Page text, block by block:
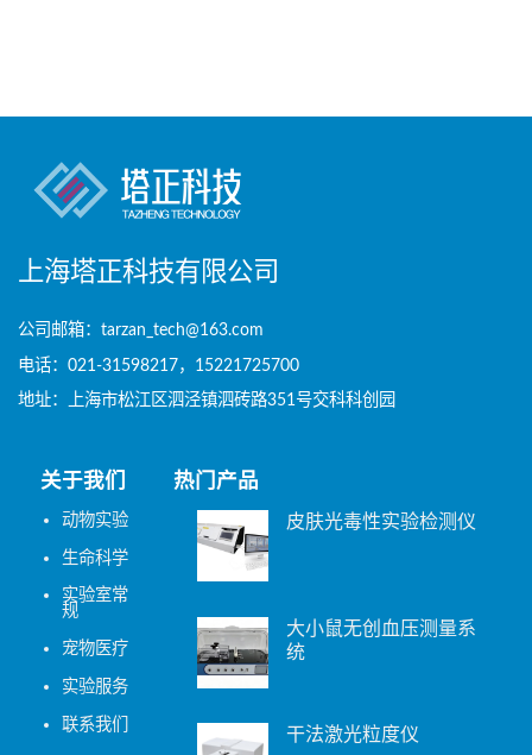
上海塔正科技有限公司
公司邮箱：tarzan_tech@163.com
电话：021-31598217，15221725700
地址：上海市松江区泗泾镇泗砖路351号交科科创园
关于我们
动物实验
生命科学
实验室常
规
宠物医疗
实验服务
联系我们
热门产品
皮肤光毒性实验检测仪
大小鼠无创血压测量系
统
干法激光粒度仪